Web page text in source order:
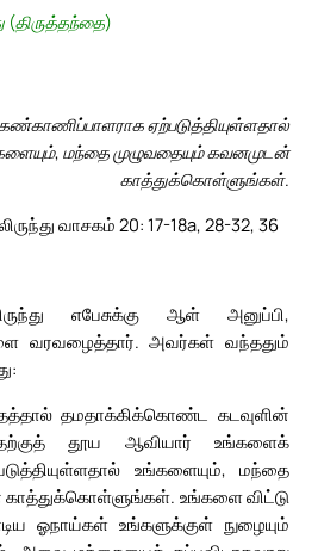
ஏற்படுத்தியுள்ளதால்
மந்தை முழுவதையும் கவனமுடன்
காத்துக்கொள்ளுங்கள்.
வாசகம் 20: 17-18a, 28-32, 36
எபேசுக்கு ஆள் அனுப்பி,
வரவழைத்தார். அவர்கள் வந்ததும்
தமதாக்கிக்கொண்ட கடவுளின்
தூய ஆவியார் உங்களைக்
உங்களையும், மந்தை
காத்துக்கொள்ளுங்கள். உங்களை விட்டு
ஓநாய்கள் உங்களுக்குள் நுழையும்